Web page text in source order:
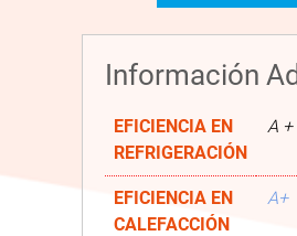
Información
EFICIENCIA EN
REFRIGERACIÓN
A +
EFICIENCIA EN
CALEFACCIÓN
A+